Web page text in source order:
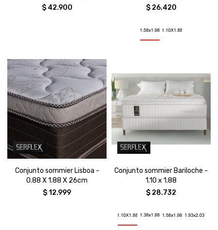
1.58x1.98 (Queen)
$ 42.900
$ 26.420
Conjunto sommier Lisboa -
0.88 X 1.88 X 26cm
$12.999
Conjunto sommier Bariloche -
1.10 x 1.88
$ 28.732